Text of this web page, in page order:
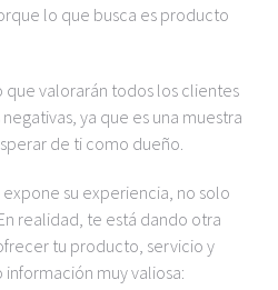
lo que busca es producto
que valorarán todos los clientes
ya que es una muestra
de ti como dueño.
su experiencia, no solo
realidad, te está dando otra
tu producto, servicio y
muy valiosa: